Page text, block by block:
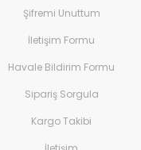
Şifremi Unuttum
İletişim Formu
Havale Bildirim Formu
Sipariş Sorgula
Kargo Takibi